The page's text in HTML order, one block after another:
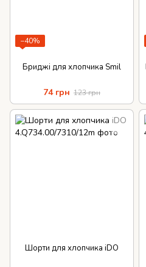
−40%
Бриджі для хлопчика Smil
74 грн 123 грн
Шорти для хлопчика iDO